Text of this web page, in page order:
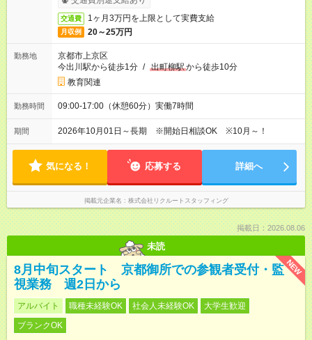
交通費 1ヶ月3万円を上限として実費支給
月収例 20～25万円
勤務地
京都市上京区
今出川駅から徒歩1分 / 出町柳駅から徒歩10分
教育関連
勤務時間 09:00-17:00（休憩60分）実働7時間
期間 2026年10月01日～長期 ※開始日相談OK ※10月～！
気になる！ 応募する 詳細へ
掲載元企業名 株式会社リクルートスタッフィング
掲載日：2026.08.06
未読
NEW
8月中旬スタート 京都御所での参観者受付・監
視業務 週2日から
アルバイト 職種未経験OK 社会人未経験OK
大学生歓迎
ブランクOK